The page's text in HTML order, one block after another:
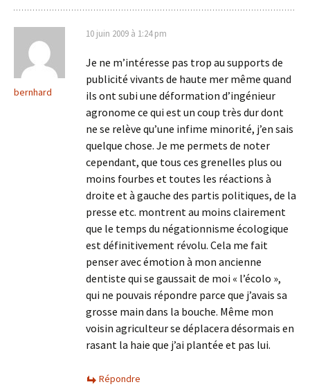
bernhard
10 juin 2009 à 1:24 pm
Je ne m’intéresse pas trop au supports de
publicité vivants de haute mer même quand
ils ont subi une déformation d’ingénieur
agronome ce qui est un coup très dur dont
ne se relève qu’une infime minorité, j’en sais
quelque chose. Je me permets de noter
cependant, que tous ces grenelles plus ou
moins fourbes et toutes les réactions à
droite et à gauche des partis politiques, de la
presse etc. montrent au moins clairement
que le temps du négationnisme écologique
est définitivement révolu. Cela me fait
penser avec émotion à mon ancienne
dentiste qui se gaussait de moi « l’écolo »,
qui ne pouvais répondre parce que j’avais sa
grosse main dans la bouche. Même mon
voisin agriculteur se déplacera désormais en
rasant la haie que j’ai plantée et pas lui.
Répondre